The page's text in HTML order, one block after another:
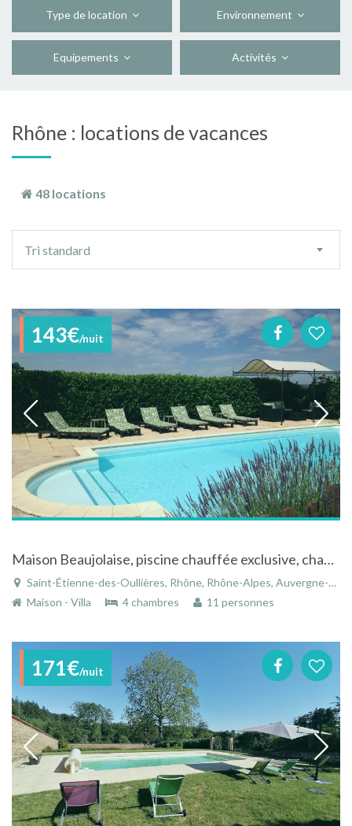
Type de location Environnement
Equipements Activités
Rhône : locations de vacances
48 locations
tri
Tri standard
143€/nuit
Maison Beaujolaise, piscine chauffée exclusive, chambres a/c
Saint-Étienne-des-Oullières, Rhône, Rhône-Alpes, Auvergne-Rhône-Alpes, France
Maison - Villa
4 chambres 11 personnes
171€/nuit